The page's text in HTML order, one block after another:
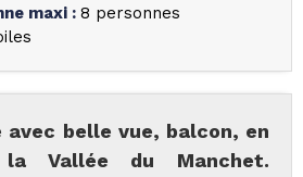
maxi : 8 personnes
avec belle vue, balcon, en
Vallée du Manchet.